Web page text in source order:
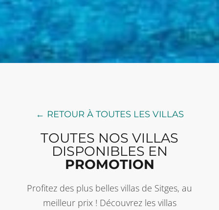
← RETOUR À TOUTES LES VILLAS
TOUTES NOS VILLAS
DISPONIBLES EN
PROMOTION
Profitez des plus belles villas de Sitges, au
meilleur prix ! Découvrez les villas